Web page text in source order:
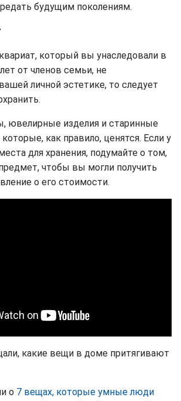
будущим поколениям.
который вы унаследовали в
от членов семьи, не
личной эстетике, то следует
ювелирные изделия и старинные
как правило, ценятся. Если у
для хранения, подумайте о том,
чтобы вы могли получить
о его стоимости.
какие вещи в доме притягивают
о 7 вещах, которые умные люди